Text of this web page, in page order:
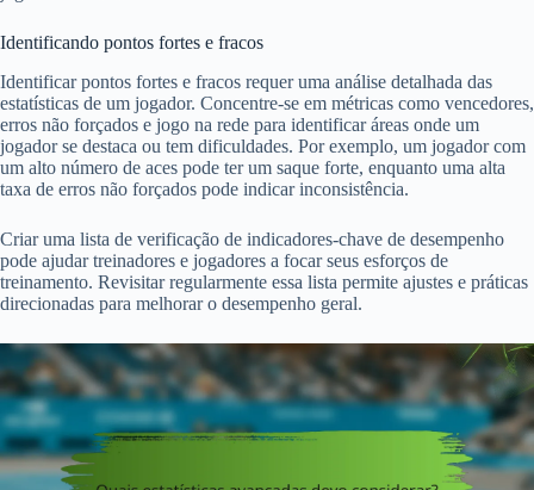
Identificando pontos fortes e fracos
Identificar pontos fortes e fracos requer uma análise detalhada das
estatísticas de um jogador. Concentre-se em métricas como vencedores,
erros não forçados e jogo na rede para identificar áreas onde um
jogador se destaca ou tem dificuldades. Por exemplo, um jogador com
um alto número de aces pode ter um saque forte, enquanto uma alta
taxa de erros não forçados pode indicar inconsistência.
Criar uma lista de verificação de indicadores-chave de desempenho
pode ajudar treinadores e jogadores a focar seus esforços de
treinamento. Revisitar regularmente essa lista permite ajustes e práticas
direcionadas para melhorar o desempenho geral.